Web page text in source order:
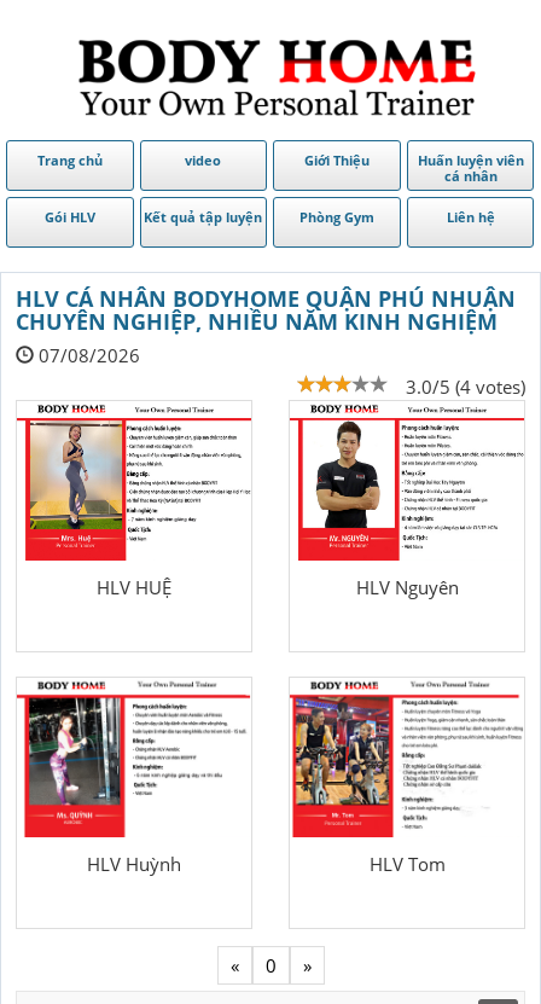
Trang chủ video Giới Thiệu
Huấn luyện viên
cá nhân
Gói HLV Kết quả tập luyện Phòng Gym Liên hệ
HLV CÁ NHÂN BODYHOME QUẬN PHÚ NHUẬN
CHUYÊN NGHIỆP, NHIỀU NĂM KINH NGHIỆM
07/08/2026
3.0/5 (4 votes)
HLV HUỆ HLV Nguyên
HLV Huỳnh HLV Tom
« 0 »